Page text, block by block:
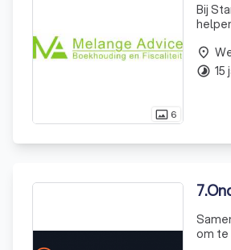
photo_size_select_actual 6
Bij
place
timelapse 15
7.
om te